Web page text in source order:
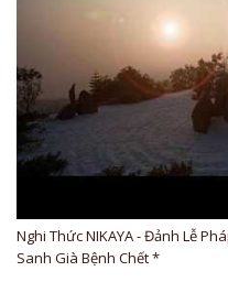
Nghi Thức NIKAYA - Đảnh Lễ
Sanh Già Bệnh Chết *